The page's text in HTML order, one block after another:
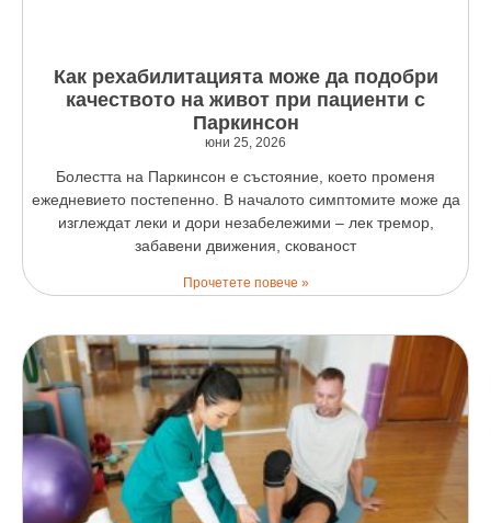
Как рехабилитацията може да подобри
качеството на живот при пациенти с
Паркинсон
юни 25, 2026
Болестта на Паркинсон е състояние, което променя
ежедневието постепенно. В началото симптомите може да
изглеждат леки и дори незабележими – лек тремор,
забавени движения, скованост
Прочетете повече »